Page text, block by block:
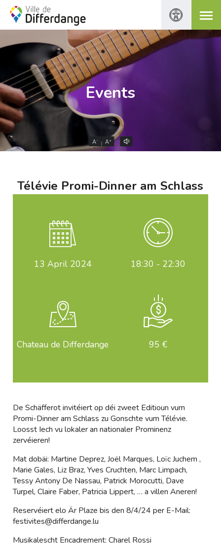
Events
A- A+
Télévie Promi-Dinner am Schlass
13 April 2024 18:30 - 22:30
Chateau de Differdange 95 €
De Schäfferot invitéiert op déi zweet Editioun vum
Promi-Dinner am Schlass zu Gonschte vum Télévie.
Loosst Iech vu lokaler an nationaler Prominenz
zervéieren!
Mat dobäi: Martine Deprez, Joël Marques, Loïc Juchem ,
Marie Gales, Liz Braz, Yves Cruchten, Marc Limpach,
Tessy Antony De Nassau, Patrick Morocutti, Dave
Turpel, Claire Faber, Patricia Lippert, … a villen Aneren!
Reservéiert elo Är Plaze bis den 8/4/24 per E-Mail:
festivites@differdange.lu
Musikalescht Encadrement: Charel Rossi